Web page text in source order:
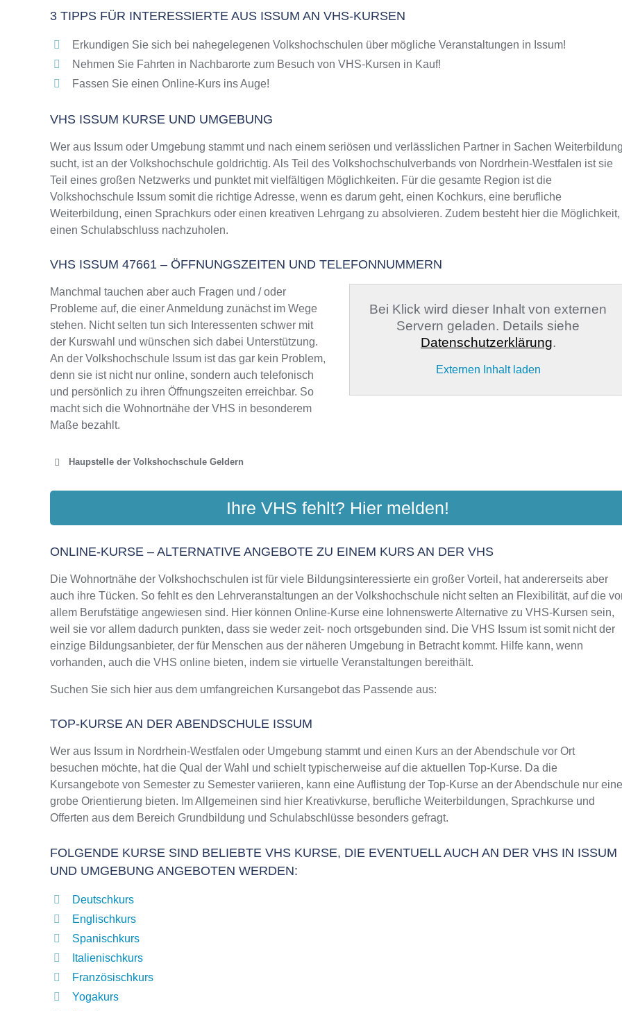
3 TIPPS FÜR INTERESSIERTE AUS ISSUM AN VHS-KURSEN
Erkundigen Sie sich bei nahegelegenen Volkshochschulen über mögliche Veranstaltungen in Issum!
Nehmen Sie Fahrten in Nachbarorte zum Besuch von VHS-Kursen in Kauf!
Fassen Sie einen Online-Kurs ins Auge!
VHS ISSUM KURSE UND UMGEBUNG
Wer aus Issum oder Umgebung stammt und nach einem seriösen und verlässlichen Partner in Sachen
sucht, ist an der Volkshochschule goldrichtig. Als Teil des Volkshochschulverbands von Nordrhein-Westfalen ist sie
Teil eines großen Netzwerks und punktet mit vielfältigen Möglichkeiten. Für die gesamte Region ist die
Volkshochschule Issum somit die richtige Adresse, wenn es darum geht, einen Kochkurs, eine berufliche
Weiterbildung, einen Sprachkurs oder einen kreativen Lehrgang zu absolvieren. Zudem besteht hier die Möglichkeit,
einen Schulabschluss nachzuholen.
VHS ISSUM 47661 – ÖFFNUNGSZEITEN UND TELEFONNUMMERN
Manchmal tauchen aber auch Fragen und / oder
Probleme auf, die einer Anmeldung zunächst im Wege
stehen. Nicht selten tun sich Interessenten schwer mit
der Kurswahl und wünschen sich dabei Unterstützung.
An der Volkshochschule Issum ist das gar kein Problem,
denn sie ist nicht nur online, sondern auch telefonisch
und persönlich zu ihren Öffnungszeiten erreichbar. So
macht sich die Wohnortnähe der VHS in besonderem
Maße bezahlt.
Bei Klick wird dieser Inhalt von externen
Servern geladen. Details siehe
Datenschutzerklärung.
Externen Inhalt laden
Haupstelle der Volkshochschule Geldern
VOLKSHOCHSCHULE GELDERLAND
Ihre VHS fehlt? Hier melden!
ONLINE-KURSE – ALTERNATIVE ANGEBOTE ZU EINEM KURS AN DER VHS
Die Wohnortnähe der Volkshochschulen ist für viele Bildungsinteressierte ein großer Vorteil, hat andererseits aber
auch ihre Tücken. So fehlt es den Lehrveranstaltungen an der Volkshochschule nicht selten an Flexibilität, auf die
allem Berufstätige angewiesen sind. Hier können Online-Kurse eine lohnenswerte Alternative zu VHS-Kursen sein,
weil sie vor allem dadurch punkten, dass sie weder zeit- noch ortsgebunden sind. Die VHS Issum ist somit nicht der
einzige Bildungsanbieter, der für Menschen aus der näheren Umgebung in Betracht kommt. Hilfe kann, wenn
vorhanden, auch die VHS online bieten, indem sie virtuelle Veranstaltungen bereithält.
Suchen Sie sich hier aus dem umfangreichen Kursangebot das Passende aus:
TOP-KURSE AN DER ABENDSCHULE ISSUM
Wer aus Issum in Nordrhein-Westfalen oder Umgebung stammt und einen Kurs an der Abendschule vor Ort
besuchen möchte, hat die Qual der Wahl und schielt typischerweise auf die aktuellen Top-Kurse. Da die
Kursangebote von Semester zu Semester variieren, kann eine Auflistung der Top-Kurse an der Abendschule nur eine
grobe Orientierung bieten. Im Allgemeinen sind hier Kreativkurse, berufliche Weiterbildungen, Sprachkurse und
Offerten aus dem Bereich Grundbildung und Schulabschlüsse besonders gefragt.
FOLGENDE KURSE SIND BELIEBTE VHS KURSE, DIE EVENTUELL AUCH AN DER VHS IN ISSUM
UND UMGEBUNG ANGEBOTEN WERDEN:
Deutschkurs
Englischkurs
Spanischkurs
Italienischkurs
Französischkurs
Yogakurs